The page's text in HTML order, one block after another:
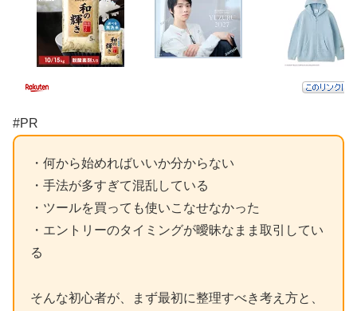
#PR
・何から始めればいいか分からない
・手法が多すぎて混乱している
・ツールを買っても使いこなせなかった
・エントリーのタイミングが曖昧なまま取引してい
る
そんな初心者が、まず最初に整理すべき考え方と、